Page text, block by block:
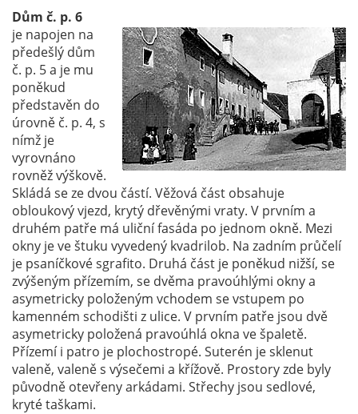
Dům č. p. 6
je napojen na
předešlý dům
č. p. 5 a je mu
poněkud
představěn do
úrovně č. p. 4, s
nímž je
vyrovnáno
rovněž výškově.
Skládá se ze dvou částí. Věžová část obsahuje
obloukový vjezd, krytý dřevěnými vraty. V prvním a
druhém patře má uliční fasáda po jednom okně. Mezi
okny je ve štuku vyvedený kvadrilob. Na zadním průčelí
je psaníčkové sgrafito. Druhá část je poněkud nižší, se
zvýšeným přízemím, se dvěma pravoúhlými okny a
asymetricky položeným vchodem se vstupem po
kamenném schodišti z ulice. V prvním patře jsou dvě
asymetricky položená pravoúhlá okna ve špaletě.
Přízemí i patro je plochostropé. Suterén je sklenut
valeně, valeně s výsečemi a křížově. Prostory zde byly
původně otevřeny arkádami. Střechy jsou sedlové,
kryté taškami.